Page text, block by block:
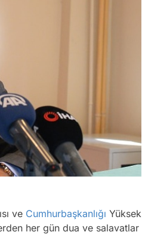
ve Cumhurbaşkanlığı Yüksek
her gün dua ve salavatlar